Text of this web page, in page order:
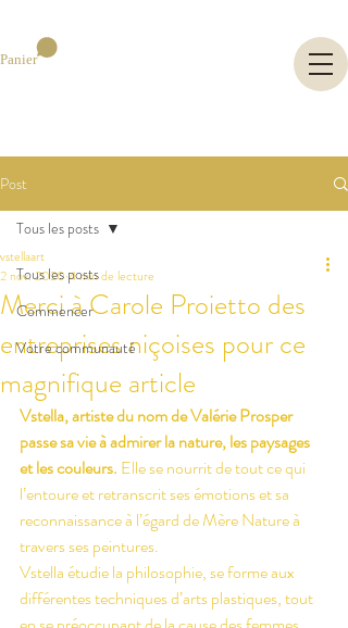
Panier
Post
Tous les posts
Commencer
Votre communauté
Tous les posts
Merci à Carole Proietto des
entreprises niçoises pour ce
magnifique article
vstellaart
2 nov. 2020 4 min de lecture
Vstella, artiste du nom de Valérie Prosper
passe sa vie à admirer la nature, les paysages
et les couleurs. Elle se nourrit de tout ce qui
l’entoure et retranscrit ses émotions et sa
reconnaissance à l’égard de Mère Nature à
travers ses peintures.
Vstella étudie la philosophie, se forme aux
différentes techniques d’arts plastiques, tout